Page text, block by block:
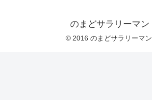
のまどサラリーマン
© 2016 のまどサラリーマン.